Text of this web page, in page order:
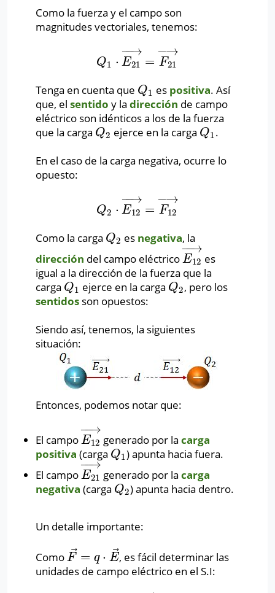
Como la fuerza y el campo son
magnitudes vectoriales, tenemos:
Q1 ⋅ E21
−→
−
= F21
−→
Q1 E 21→ =F21→
Tenga en cuenta que Q1
Q1 es positiva. Así
que, el sentido y la dirección de campo
eléctrico son idénticos a los de la fuerza
que la carga Q2
Q2 ejerce en la carga Q1
Q1 .
En el caso de la carga negativa, ocurre lo
opuesto:
Q2 ⋅ E12
−→
−
= F12
−→
Q2⋅ E 12→ =F12→
Como la carga Q2
Q2 es negativa, la
dirección del campo eléctrico E12
−→
−
E12→es
igual a la dirección de la fuerza que la
carga Q1
Q1 ejerce en la carga Q2
Q2, pero los
sentidos son opuestos:
Siendo así, tenemos, la siguientes
situación:
Entonces, podemos notar que:
El campo E12
−→
−
E12→generado por la carga
positiva (carga Q1
Q1) apunta hacia fuera.
El campo E21
−→
−
E21 →
generado por lacarga
negativa (carga Q2
Q2) apunta hacia dentro.
Un detalle importante:
Como F ⃗ = q ⋅ E⃗
F→=q⋅E→ , es fácil determinar las
unidades de campo eléctrico en el S.I: